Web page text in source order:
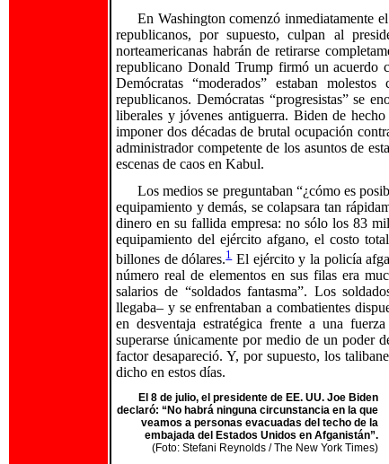
En Washington comenzó inmediatamente
republicanos, por supuesto, culpan al
norteamericanas habrán de retirarse
republicano Donald Trump firmó un acuerdo
Demócratas “moderados” estaban
republicanos. Demócratas “progresistas” se
liberales y jóvenes antiguerra. Biden de
imponer dos décadas de brutal ocupación
administrador competente de los asuntos de
escenas de caos en Kabul.
Los medios se preguntaban “¿cómo es
equipamiento y demás, se colapsara tan
dinero en su fallida empresa: no sólo los 83
equipamiento del ejército afgano, el costo
billones de dólares.1El ejército y la policía
número real de elementos en sus filas era
salarios de “soldados fantasma”. Los
llegaba– y se enfrentaban a combatientes
en desventaja estratégica frente a una
superarse únicamente por medio de un poder
factor desapareció. Y, por supuesto, los
dicho en estos días.
El 8 de julio, el presidente de EE. UU. Joe Biden
declaró: “No habrá ninguna circunstancia en la que
veamos a personas evacuadas del techo de la
embajada del Estados Unidos en Afganistán”.
(Foto: Stefani Reynolds / The New York Times)